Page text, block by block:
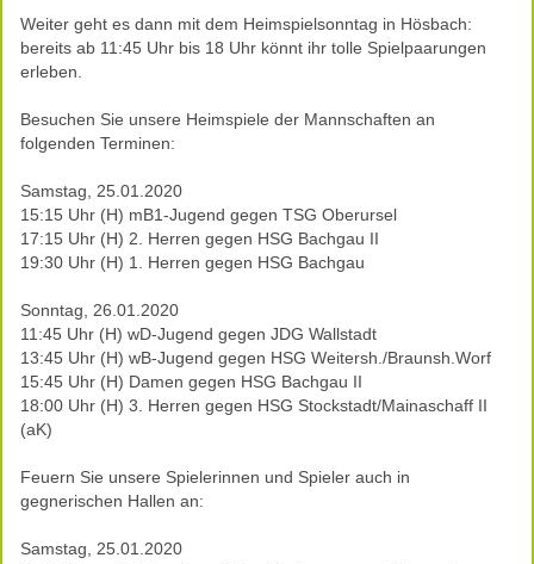
Weiter geht es dann mit dem Heimspielsonntag in Hösbach:
bereits ab 11:45 Uhr bis 18 Uhr könnt ihr tolle Spielpaarungen
erleben.
Besuchen Sie unsere Heimspiele der Mannschaften an
folgenden Terminen:
Samstag, 25.01.2020
15:15 Uhr (H) mB1-Jugend gegen TSG Oberursel
17:15 Uhr (H) 2. Herren gegen HSG Bachgau II
19:30 Uhr (H) 1. Herren gegen HSG Bachgau
Sonntag, 26.01.2020
11:45 Uhr (H) wD-Jugend gegen JDG Wallstadt
13:45 Uhr (H) wB-Jugend gegen HSG Weitersh./Braunsh.Worf
15:45 Uhr (H) Damen gegen HSG Bachgau II
18:00 Uhr (H) 3. Herren gegen HSG Stockstadt/Mainaschaff II
(aK)
Feuern Sie unsere Spielerinnen und Spieler auch in
gegnerischen Hallen an:
Samstag, 25.01.2020